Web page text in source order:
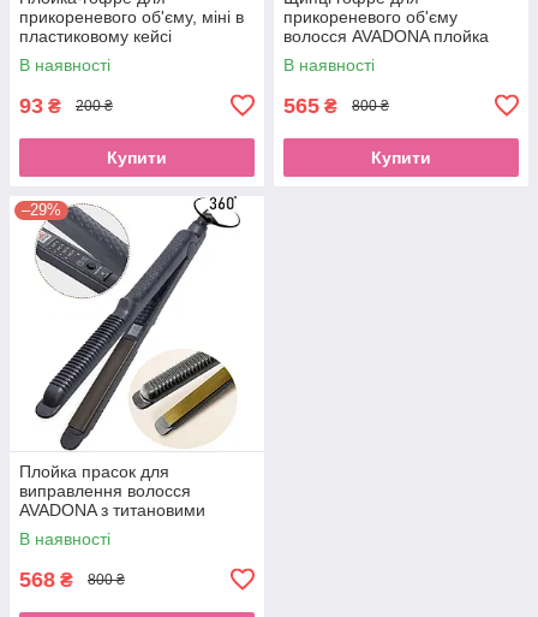
прикореневого об'єму, міні в
пластиковому кейсі
В наявності
93 ₴ 200 ₴
Купити
прикореневого об'єму
волосся AVADONA плойка
прасок для дрібної завивки з
титановими пластинами
В наявності
565 ₴ 800 ₴
Купити
–29%
Плойка прасок для
виправлення волосся
AVADONA з титановими
пластинами та
терморегулюванням
В наявності
568 ₴ 800 ₴